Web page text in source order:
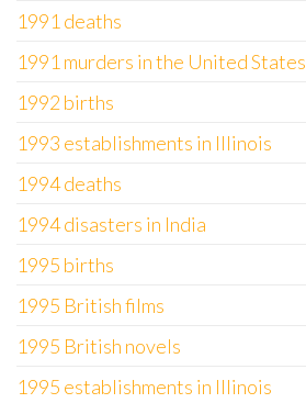
1991 deaths
1991 murders in the United States
1992 births
1993 establishments in Illinois
1994 deaths
1994 disasters in India
1995 births
1995 British films
1995 British novels
1995 establishments in Illinois